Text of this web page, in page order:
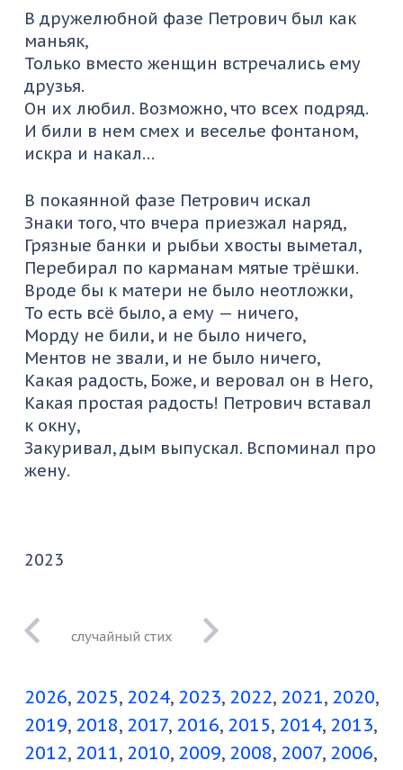
В дружелюбной фазе Петрович был как
маньяк,
Только вместо женщин встречались ему
друзья.
Он их любил. Возможно, что всех подряд.
И били в нем смех и веселье фонтаном,
искра и накал…
В покаянной фазе Петрович искал
Знаки того, что вчера приезжал наряд,
Грязные банки и рыбьи хвосты выметал,
Перебирал по карманам мятые трёшки.
Вроде бы к матери не было неотложки,
То есть всё было, а ему — ничего,
Морду не били, и не было ничего,
Ментов не звали, и не было ничего,
Какая радость, Боже, и веровал он в Него,
Какая простая радость! Петрович вставал
к окну,
Закуривал, дым выпускал. Вспоминал про
жену.
2023
время уходит
вперед
2026 2025 2024 2023 2022 2021 2020
2019 2018 2017 2016 2015 2014 2013
2012 2011 2010 2009 2008 2007 2006